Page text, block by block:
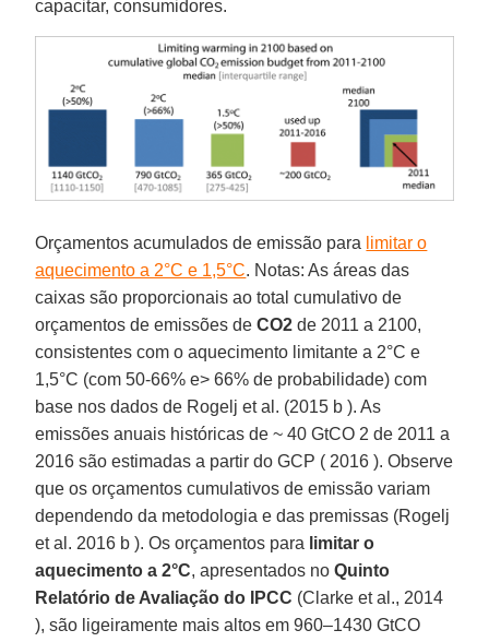
capacitar, consumidores.
Orçamentos acumulados de emissão para limitar o
aquecimento a 2°C e 1,5°C. Notas: As áreas das
caixas são proporcionais ao total cumulativo de
orçamentos de emissões deCO2 de 2011 a 2100,
consistentes com o aquecimento limitante a 2°C e
1,5°C (com 50-66% e> 66% de probabilidade) com
base nos dados de Rogelj et al. (2015 b ). As
emissões anuais históricas de ~ 40 GtCO 2 de 2011 a
2016 são estimadas a partir do GCP ( 2016 ). Observe
que os orçamentos cumulativos de emissão variam
dependendo da metodologia e das premissas (Rogelj
et al. 2016 b ). Os orçamentos para limitar o
aquecimento a 2°C, apresentados noQuinto
Relatório de Avaliação do IPCC (Clarke et al., 2014
), são ligeiramente mais altos em 960–1430 GtCO